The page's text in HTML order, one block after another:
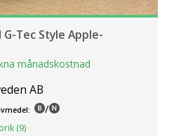
G-Tec Style Apple-
månadskostnad
AB
/
(9)